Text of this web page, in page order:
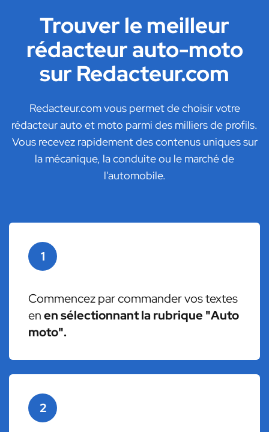
Trouver le meilleur
rédacteur auto-moto
sur Redacteur.com
Redacteur.com vous permet de choisir votre
rédacteur auto et moto parmi des milliers de profils.
Vous recevez rapidement des contenus uniques sur
la mécanique, la conduite ou le marché de
l'automobile.
1
Commencez par commander vos textes
enen sélectionnant la rubrique "Auto
moto".
2